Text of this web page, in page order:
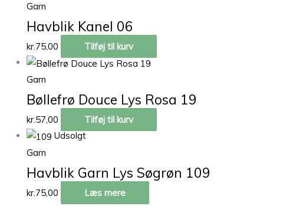
Garn
Havblik Kanel 06
kr.75,00 Tilføj til kurv
Garn
Bøllefrø Douce Lys Rosa 19
kr.57,00
Tilføj til kurv
Udsolgt
Garn
Havblik Garn Lys Søgrøn 109
kr.75,00 Læs mere